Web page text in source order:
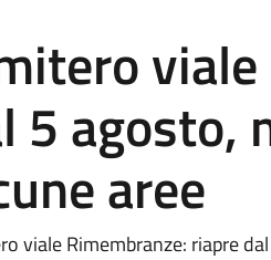
5 agosto,
aree
viale Rimembranze: riapre